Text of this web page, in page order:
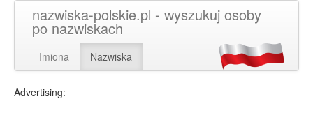
nazwiska-polskie.pl - wyszukuj osoby
po nazwiskach
Imiona Nazwiska
Advertising: